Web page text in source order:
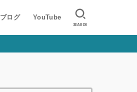
ブログ YouTube
SEARCH